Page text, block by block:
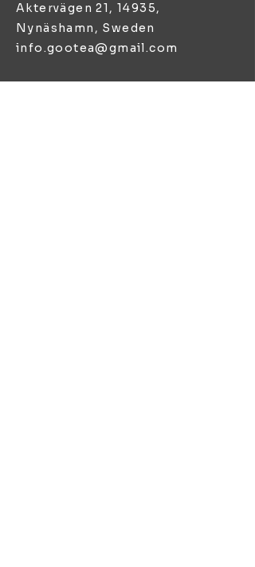
Aktervägen 21, 14935,
Nynäshamn, Sweden
info.gootea@gmail.com